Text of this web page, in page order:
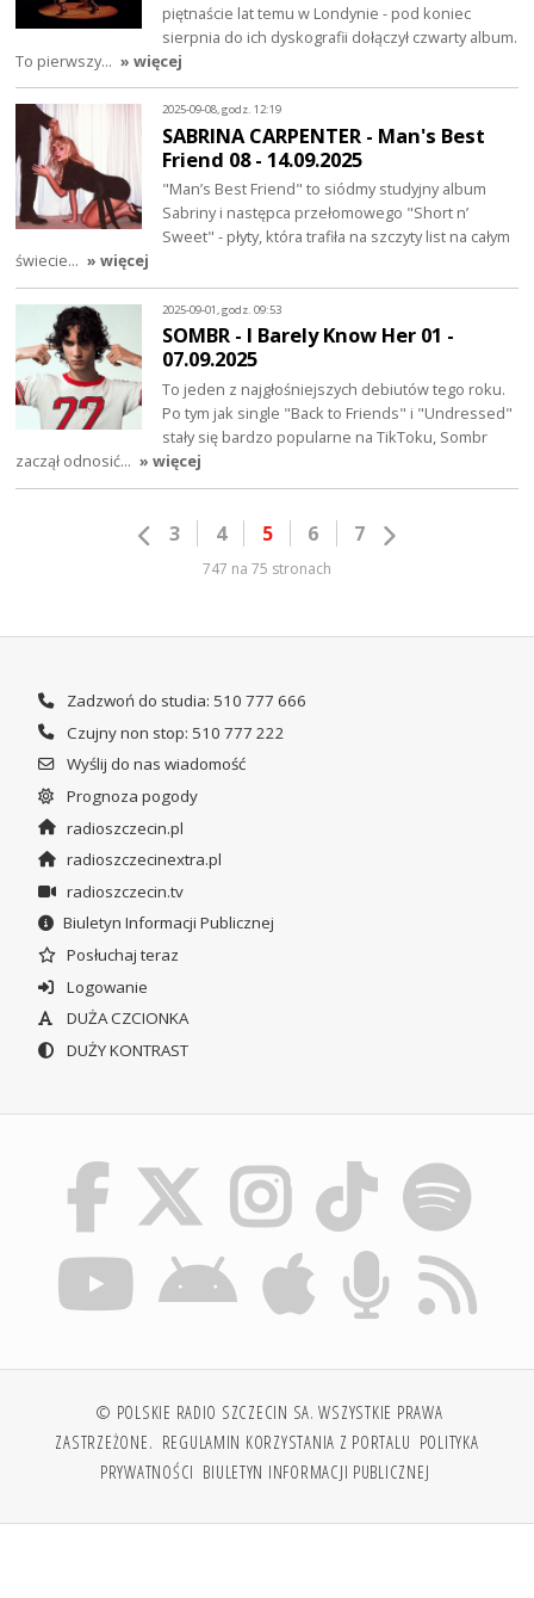
piętnaście lat temu w Londynie - pod koniec
sierpnia do ich dyskografii dołączył czwarty album.
To pierwszy… » więcej
2025-09-08, godz. 12:19
SABRINA CARPENTER - Man's Best
Friend 08 - 14.09.2025
"Man’s Best Friend" to siódmy studyjny album
Sabriny i następca przełomowego "Short n’
Sweet" - płyty, która trafiła na szczyty list na całym
świecie… » więcej
2025-09-01, godz. 09:53
SOMBR - I Barely Know Her 01 -
07.09.2025
To jeden z najgłośniejszych debiutów tego roku.
Po tym jak single "Back to Friends" i "Undressed"
stały się bardzo popularne na TikToku, Sombr
zaczął odnosić… » więcej
3 4 5 6 7
747 na 75 stronach
Zadzwoń do studia: 510 777 666
Czujny non stop: 510 777 222
Wyślij do nas wiadomość
Prognoza pogody
radioszczecin.pl
radioszczecinextra.pl
radioszczecin.tv
Biuletyn Informacji Publicznej
Posłuchaj teraz
Logowanie
DUŻA CZCIONKA
DUŻY KONTRAST
© POLSKIE RADIO SZCZECIN SA. WSZYSTKIE PRAWA
ZASTRZEŻONE. REGULAMIN KORZYSTANIA Z PORTALU POLITYKA
PRYWATNOŚCI BIULETYN INFORMACJI PUBLICZNEJ